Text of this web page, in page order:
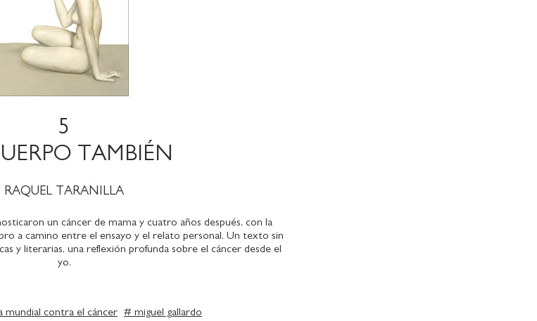
5
TAMBIÉN
RAQUEL TARANILLA
un cáncer de mama y cuatro años después, con la
a camino entre el ensayo y el relato personal. Un texto sin
y literarias, una reflexión profunda sobre el cáncer desde el
yo.
mundial contra el cáncer # miguel gallardo